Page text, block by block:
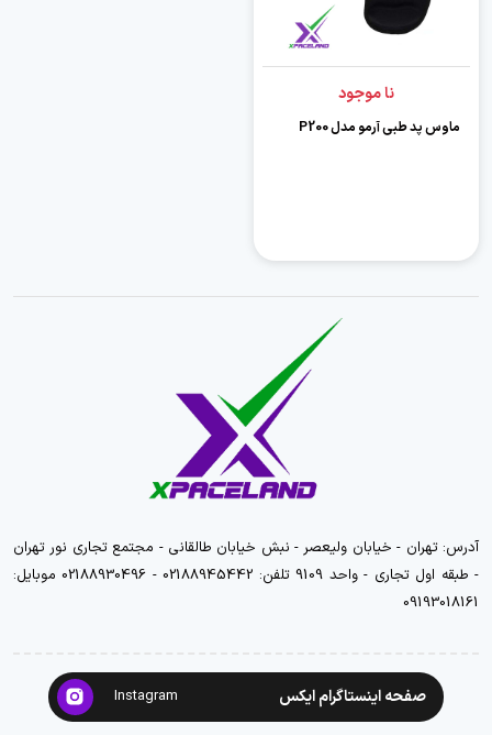
نا موجود
ماوس پد طبی آرمو مدل P200
آدرس: تهران - خیابان ولیعصر - نبش خیابان طالقانی - مجتمع تجاری نور تهران
- طبقه اول تجاری - واحد 9109 تلفن: 02188945442 - 02188930496 موبایل:
09193018161
صفحه اینستاگرام ایکس Instagram